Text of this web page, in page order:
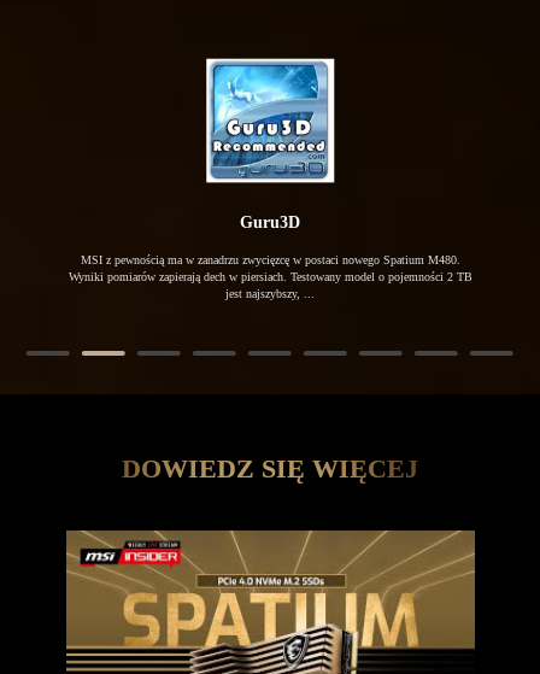
Guru3D
MSI z pewnością ma w zanadrzu zwycięzcę w postaci nowego Spatium M480.
Wyniki pomiarów zapierają dech w piersiach. Testowany model o pojemności 2 TB
jest najszybszy, ...
DOWIEDZ SIĘ WIĘCEJ